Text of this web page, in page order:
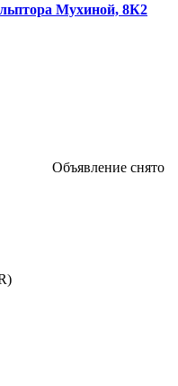
Мухиной, 8К2
Объявление снято